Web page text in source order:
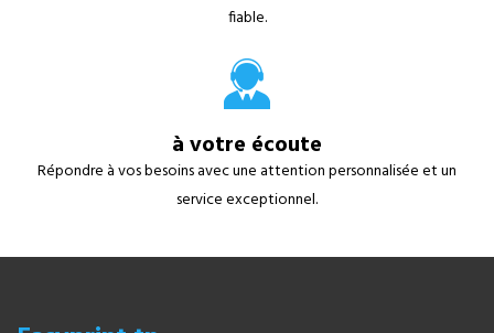
fiable.
à votre écoute
Répondre à vos besoins avec une attention personnalisée et un
service exceptionnel.